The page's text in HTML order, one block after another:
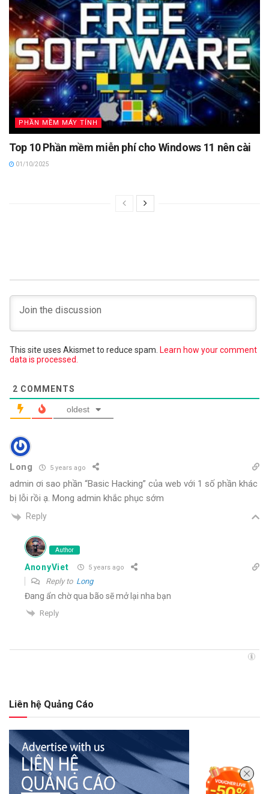
PHẦN MỀM MÁY TÍNH
Top 10 Phần mềm miễn phí cho Windows 11 nên cài
01/10/2025
This site uses Akismet to reduce spam. Learn how your comment
data is processed.
2 COMMENTS
oldest
Long 5 years ago
admin ơi sao phần “Basic Hacking” của web với 1 số phần khác
bị lỗi rồi ạ. Mong admin khắc phục sớm
Reply
Author
AnonyViet 5 years ago
Reply to Long
Đang ẩn chờ qua bão sẽ mở lại nha bạn
Reply
Liên hệ Quảng Cáo